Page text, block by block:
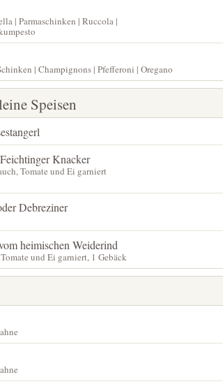
| Parmaschinken | Ruccola |
| Champignons | Pfefferoni | Oregano
Speisen
Knacker
Tomate und Ei garniert
Debreziner
heimischen Weiderind
und Ei garniert, 1 Gebäck